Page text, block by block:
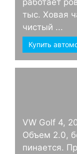
тыс. Ховая
чистый ...
Купить
VW Golf 4,
Объем 2.0,
пинается.